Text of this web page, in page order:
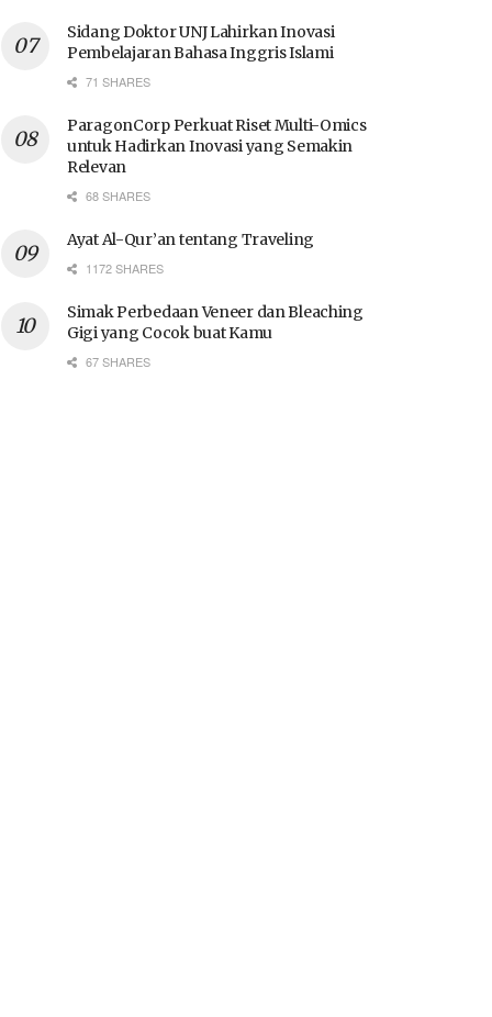
Sidang Doktor UNJ Lahirkan Inovasi
Pembelajaran Bahasa Inggris Islami
71 SHARES
ParagonCorp Perkuat Riset Multi-Omics
untuk Hadirkan Inovasi yang Semakin
Relevan
68 SHARES
Ayat Al-Qur’an tentang Traveling
1172 SHARES
Simak Perbedaan Veneer dan Bleaching
Gigi yang Cocok buat Kamu
67 SHARES